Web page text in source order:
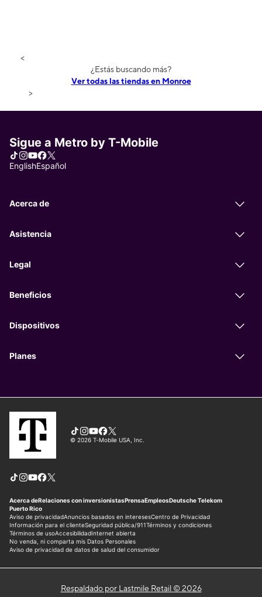
<
¿Estás buscando más?
Ver todas las tiendas en Monroe
>
Respaldado por Lastmile Retail © 2026